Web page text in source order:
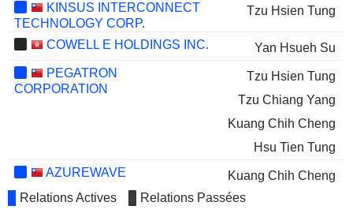
KINSUS INTERCONNECT
TECHNOLOGY CORP.
Tzu Hsien Tung
COWELL E HOLDINGS INC.
Yan Hsueh Su
PEGATRON
CORPORATION
Tzu Hsien Tung
Tzu Chiang Yang
Kuang Chih Cheng
Hsu Tien Tung
AZUREWAVE
TECHNOLOGIES, INC.
Kuang Chih Cheng
ASMEDIA TECHNOLOGY INC.
Relations Actives Relations Passées